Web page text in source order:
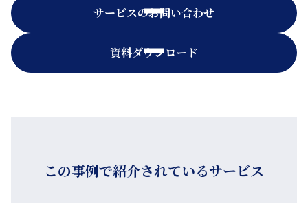
サービスのお問い合わせ
資料ダウンロード
この事例で紹介されているサービス